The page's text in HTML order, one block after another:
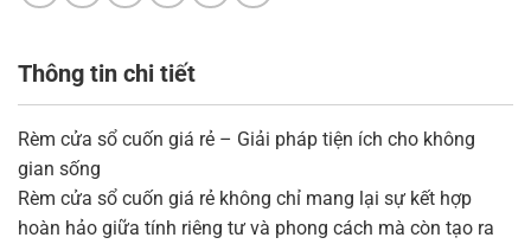
Thông tin chi tiết
Rèm cửa sổ cuốn giá rẻ – Giải pháp tiện ích cho không
gian sống
Rèm cửa sổ cuốn giá rẻ không chỉ mang lại sự kết hợp
hoàn hảo giữa tính riêng tư và phong cách mà còn tạo ra